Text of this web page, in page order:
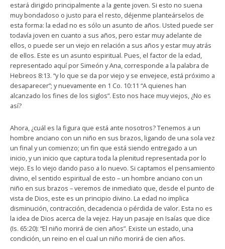
estará dirigido principalmente a la gente joven. Si esto no suena
muy bondadoso o justo para el resto, déjenme planteárselos de
esta forma: la edad no es sólo un asunto de años. Usted puede ser
todavía joven en cuanto a sus años, pero estar muy adelante de
ellos, o puede ser un viejo en relación a sus años y estar muy atrás
de ellos. Este es un asunto espiritual. Pues, el factor de la edad,
representado aquí por Simeón y Ana, corresponde a la palabra de
Hebreos 8:13. “y lo que se da por viejo y se envejece, está próximo a
desaparecer”; y nuevamente en 1 Co. 10:11 “A quienes han
alcanzado los fines de los siglos”. Esto nos hace muy viejos, ¿No es
así?
Ahora, ¿cuál es la figura que está ante nosotros? Tenemos a un
hombre anciano con un niño en sus brazos, ligando de una sola vez
un final y un comienzo; un fin que está siendo entregado a un
inicio, y un inicio que captura toda la plenitud representada por lo
viejo. Es lo viejo dando paso a lo nuevo. Si captamos el pensamiento
divino, el sentido espiritual de esto – un hombre anciano con un
niño en sus brazos – veremos de inmediato que, desde el punto de
vista de Dios, este es un principio divino. La edad no implica
disminución, contracción, decadencia o pérdida de valor. Esta no es
la idea de Dios acerca de la vejez. Hay un pasaje en Isaías que dice
(Is. 65:20): “El niño morirá de cien años”. Existe un estado, una
condición, un reino en el cual un niño morirá de cien años.